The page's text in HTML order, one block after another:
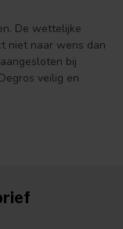
De wettelijke
niet naar wens dan
bij
veilig en